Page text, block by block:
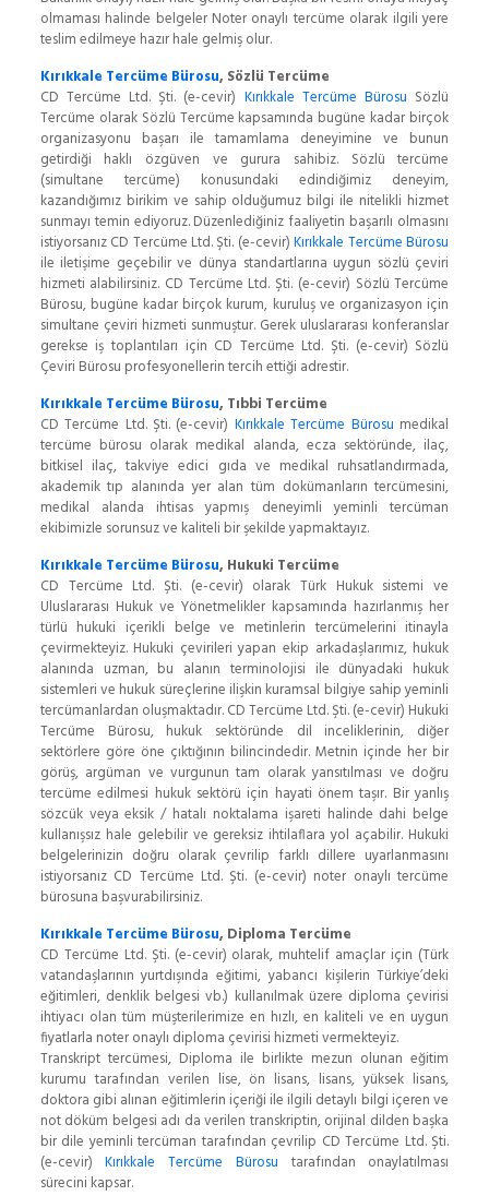
olmaması halinde belgeler Noter onaylı tercüme olarak ilgili yere
teslim edilmeye hazır hale gelmiş olur.
Kırıkkale Tercüme Bürosu, Sözlü Tercüme
CD Tercüme Ltd. Şti. (e-cevir) Kırıkkale Tercüme Bürosu Sözlü
Tercüme olarak Sözlü Tercüme kapsamında bugüne kadar birçok
organizasyonu başarı ile tamamlama deneyimine ve bunun
getirdiği haklı özgüven ve gurura sahibiz. Sözlü tercüme
(simultane tercüme) konusundaki edindiğimiz deneyim,
kazandığımız birikim ve sahip olduğumuz bilgi ile nitelikli hizmet
sunmayı temin ediyoruz. Düzenlediğiniz faaliyetin başarılı olmasını
istiyorsanız CD Tercüme Ltd. Şti. (e-cevir)Kırıkkale Tercüme Bürosu
ile iletişime geçebilir ve dünya standartlarına uygun sözlü çeviri
hizmeti alabilirsiniz. CD Tercüme Ltd. Şti. (e-cevir) Sözlü Tercüme
Bürosu, bugüne kadar birçok kurum, kuruluş ve organizasyon için
simultane çeviri hizmeti sunmuştur. Gerek uluslararası konferanslar
gerekse iş toplantıları için CD Tercüme Ltd. Şti. (e-cevir) Sözlü
Çeviri Bürosu profesyonellerin tercih ettiği adrestir.
Kırıkkale Tercüme Bürosu, Tıbbi Tercüme
CD Tercüme Ltd. Şti. (e-cevir) Kırıkkale Tercüme Bürosu medikal
tercüme bürosu olarak medikal alanda, ecza sektöründe, ilaç,
bitkisel ilaç, takviye edici gıda ve medikal ruhsatlandırmada,
akademik tıp alanında yer alan tüm dokümanların tercümesini,
medikal alanda ihtisas yapmış deneyimli yeminli tercüman
ekibimizle sorunsuz ve kaliteli bir şekilde yapmaktayız.
Kırıkkale Tercüme Bürosu, Hukuki Tercüme
CD Tercüme Ltd. Şti. (e-cevir) olarak Türk Hukuk sistemi ve
Uluslararası Hukuk ve Yönetmelikler kapsamında hazırlanmış her
türlü hukuki içerikli belge ve metinlerin tercümelerini itinayla
çevirmekteyiz. Hukuki çevirileri yapan ekip arkadaşlarımız, hukuk
alanında uzman, bu alanın terminolojisi ile dünyadaki hukuk
sistemleri ve hukuk süreçlerine ilişkin kuramsal bilgiye sahip yeminli
tercümanlardan oluşmaktadır. CD Tercüme Ltd. Şti. (e-cevir) Hukuki
Tercüme Bürosu, hukuk sektöründe dil inceliklerinin, diğer
sektörlere göre öne çıktığının bilincindedir. Metnin içinde her bir
görüş, argüman ve vurgunun tam olarak yansıtılması ve doğru
tercüme edilmesi hukuk sektörü için hayati önem taşır. Bir yanlış
sözcük veya eksik / hatalı noktalama işareti halinde dahi belge
kullanışsız hale gelebilir ve gereksiz ihtilaflara yol açabilir. Hukuki
belgelerinizin doğru olarak çevrilip farklı dillere uyarlanmasını
istiyorsanız CD Tercüme Ltd. Şti. (e-cevir) noter onaylı tercüme
bürosuna başvurabilirsiniz.
Kırıkkale Tercüme Bürosu, Diploma Tercüme
CD Tercüme Ltd. Şti. (e-cevir) olarak, muhtelif amaçlar için (Türk
vatandaşlarının yurtdışında eğitimi, yabancı kişilerin Türkiye’deki
eğitimleri, denklik belgesi vb.) kullanılmak üzere diploma çevirisi
ihtiyacı olan tüm müşterilerimize en hızlı, en kaliteli ve en uygun
fiyatlarla noter onaylı diploma çevirisi hizmeti vermekteyiz.
Transkript tercümesi, Diploma ile birlikte mezun olunan eğitim
kurumu tarafından verilen lise, ön lisans, lisans, yüksek lisans,
doktora gibi alınan eğitimlerin içeriği ile ilgili detaylı bilgi içeren ve
not döküm belgesi adı da verilen transkriptin, orijinal dilden başka
bir dile yeminli tercüman tarafından çevrilip CD Tercüme Ltd. Şti.
(e-cevir)Kırıkkale Tercüme Bürosu tarafından onaylatılması
sürecini kapsar.